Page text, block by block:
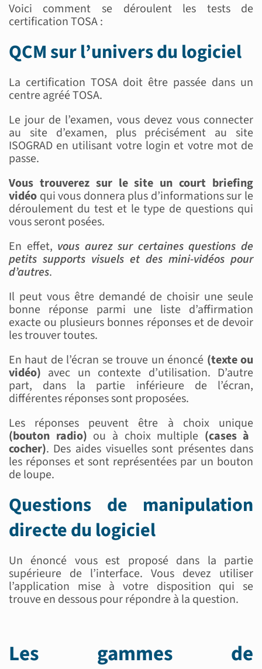
Voici comment se déroulent les tests de
certification TOSA :
QCM sur l’univers du logiciel
La certification TOSA doit être passée dans un
centre agréé TOSA.
Le jour de l’examen, vous devez vous connecter
au site d’examen, plus précisément au site
ISOGRAD en utilisant votre login et votre mot de
passe.
Vous trouverez sur le site un court briefing
vidéoqui vous donnera plus d’informations sur le
déroulement du test et le type de questions qui
vous seront posées.
En effet, vous aurez sur certaines questions de
petits supports visuels et des mini-vidéos pour
d’autres.
Il peut vous être demandé de choisir une seule
bonne réponse parmi une liste d’affirmation
exacte ou plusieurs bonnes réponses et de devoir
les trouver toutes.
En haut de l’écran se trouve un énoncé (texte ou
vidéo) avec un contexte d’utilisation. D’autre
part, dans la partie inférieure de l’écran,
différentes réponses sont proposées.
Les réponses peuvent être à choix unique
(bouton radio) ou à choix multiple (cases à
cocher). Des aides visuelles sont présentes dans
les réponses et sont représentées par un bouton
de loupe.
Questions de manipulation
directe du logiciel
Un énoncé vous est proposé dans la partie
supérieure de l’interface. Vous devez utiliser
l’application mise à votre disposition qui se
trouve en dessous pour répondre à la question.
Les gammes de